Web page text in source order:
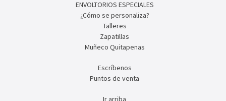
ENVOLTORIOS ESPECIALES
¿Cómo se personaliza?
Talleres
Zapatillas
Muñeco Quitapenas
Escríbenos
Puntos de venta
Ir arriba